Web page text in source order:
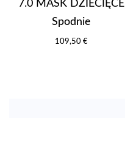
7.0 MASK DZIECIĘCE
Spodnie
109,50 €